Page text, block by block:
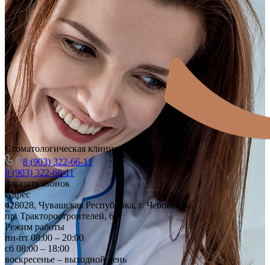
Стоматологическая клиника
8 (903) 322-66-11
8 (903) 322-66-11
Заказать звонок
Адрес
428028, Чувашская Республика, г. Чебоксары,
пр. Тракторостроителей, 64
Режим работы
пн-пт 08:00 – 20:00
сб 08:00 – 18:00
воскресенье – выходной день